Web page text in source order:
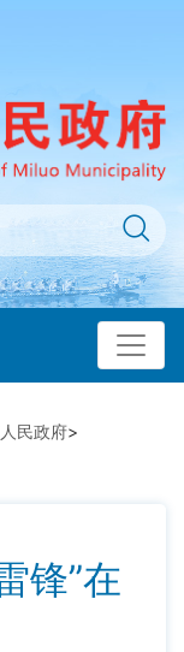
民政府>
锋”在